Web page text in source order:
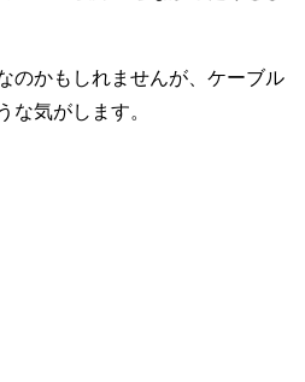
のかもしれませんが、ケーブル
な気がします。